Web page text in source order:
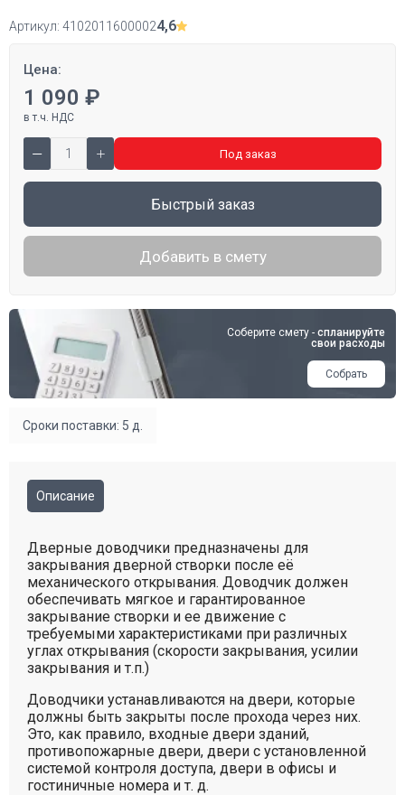
Артикул: 41020116000024,6
Цена:
1 090 ₽
в т.ч. НДС
Под заказ
Быстрый заказ
Добавить в смету
Соберите смету - спланируйте
свои расходы
Собрать
Сроки поставки: 5 д.
Описание
Дверные доводчики предназначены для
закрывания дверной створки после её
механического открывания. Доводчик должен
обеспечивать мягкое и гарантированное
закрывание створки и ее движение с
требуемыми характеристиками при различных
углах открывания (скорости закрывания, усилии
закрывания и т.п.)
Доводчики устанавливаются на двери, которые
должны быть закрыты после прохода через них.
Это, как правило, входные двери зданий,
противопожарные двери, двери с установленной
системой контроля доступа, двери в офисы и
гостиничные номера и т. д.